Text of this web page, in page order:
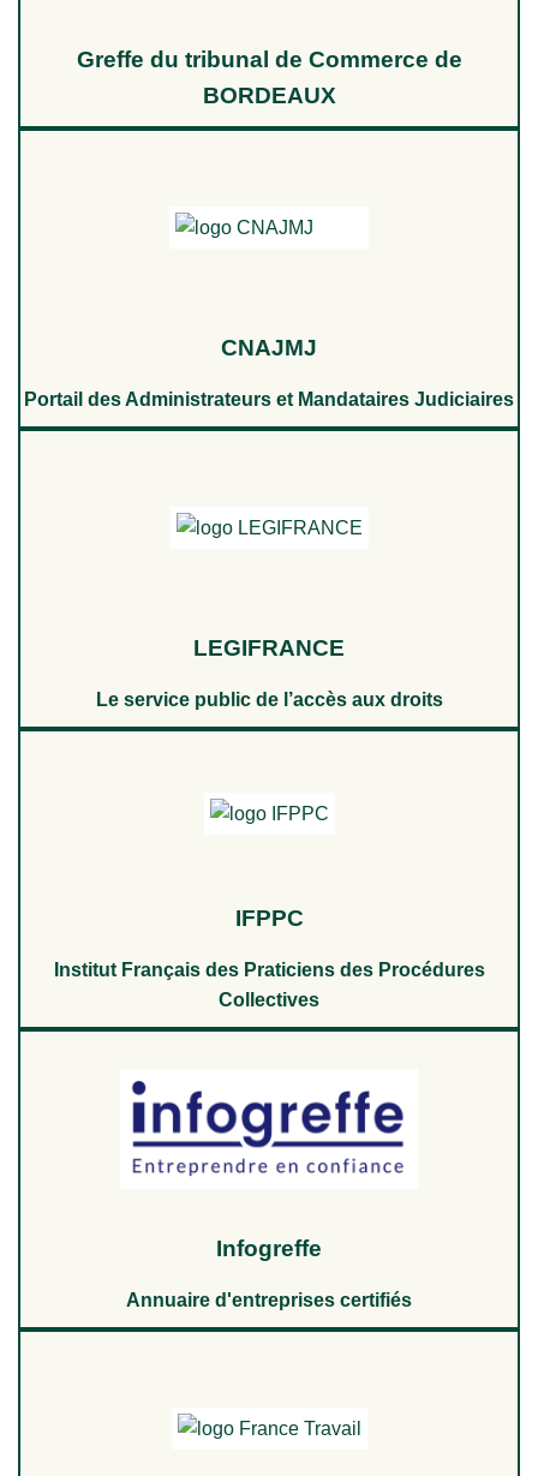
Greffe du tribunal de Commerce de
BORDEAUX
CNAJMJ
Portail des Administrateurs et Mandataires Judiciaires
LEGIFRANCE
Le service public de l’accès aux droits
IFPPC
Institut Français des Praticiens des Procédures
Collectives
Infogreffe
Annuaire d'entreprises certifiés